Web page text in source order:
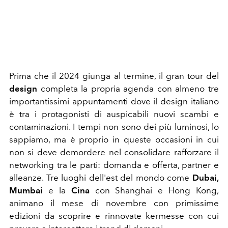
Prima che il 2024 giunga al termine, il gran tour del
design completa la propria agenda con almeno tre
importantissimi appuntamenti dove il design italiano
è tra i protagonisti di auspicabili nuovi scambi e
contaminazioni. I tempi non sono dei più luminosi, lo
sappiamo, ma è proprio in queste occasioni in cui
non si deve demordere nel consolidare rafforzare il
networking tra le parti: domanda e offerta, partner e
alleanze. Tre luoghi dell'est del mondo come Dubai,
Mumbai e la Cina con Shanghai e Hong Kong,
animano il mese di novembre con primissime
edizioni da scoprire e rinnovate kermesse con cui